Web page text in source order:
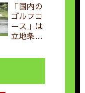
ろいゴル
フ
「国内の
ゴルフコ
ース」は
立地条件
る